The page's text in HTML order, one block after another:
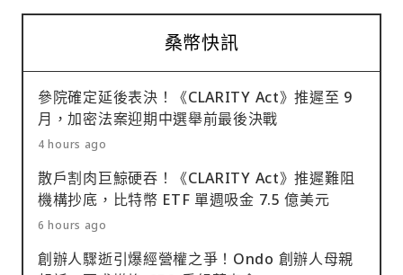
桑幣快訊
參院確定延後表決！《CLARITY Act》推遲至 9
月，加密法案迎期中選舉前最後決戰
4 hours ago
散戶割肉巨鯨硬吞！《CLARITY Act》推遲難阻
機構抄底，比特幣 ETF 單週吸金 7.5 億美元
6 hours ago
創辦人驟逝引爆經營權之爭！Ondo 創辦人母親